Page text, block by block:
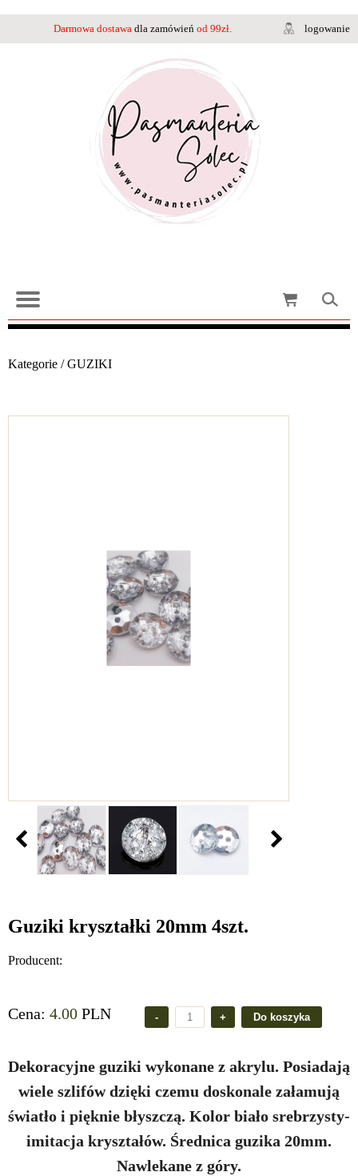
Darmowa dostawa dla zamówień od 99zł. logowanie
Kategorie /GUZIKI
Guziki kryształki 20mm 4szt.
Producent:
Cena: 4.00 PLN
Dekoracyjne guziki wykonane z akrylu. Posiadają
wiele szlifów dzięki czemu doskonale załamują
światło i pięknie błyszczą. Kolor biało srebrzysty-
imitacja kryształów. Średnica guzika 20mm.
Nawlekane z góry.